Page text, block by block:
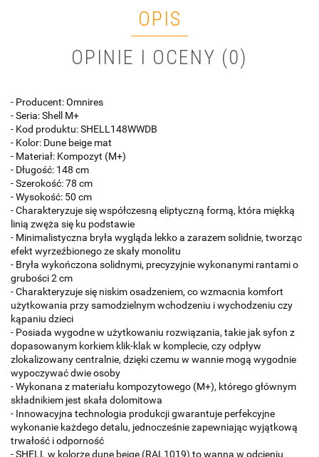
OPIS
OPINIE I OCENY (0)
- Producent: Omnires
- Seria: Shell M+
- Kod produktu: SHELL148WWDB
- Kolor: Dune beige mat
- Materiał: Kompozyt (M+)
- Długość: 148 cm
- Szerokość: 78 cm
- Wysokość: 50 cm
- Charakteryzuje się współczesną eliptyczną formą, która miękką
linią zwęża się ku podstawie
- Minimalistyczna bryła wygląda lekko a zarazem solidnie, tworząc
efekt wyrzeźbionego ze skały monolitu
- Bryła wykończona solidnymi, precyzyjnie wykonanymi rantami o
grubości 2 cm
- Charakteryzuje się niskim osadzeniem, co wzmacnia komfort
użytkowania przy samodzielnym wchodzeniu i wychodzeniu czy
kąpaniu dzieci
- Posiada wygodne w użytkowaniu rozwiązania, takie jak syfon z
dopasowanym korkiem klik-klak w komplecie, czy odpływ
zlokalizowany centralnie, dzięki czemu w wannie mogą wygodnie
wypoczywać dwie osoby
- Wykonana z materiału kompozytowego (M+), którego głównym
składnikiem jest skała dolomitowa
- Innowacyjna technologia produkcji gwarantuje perfekcyjne
wykonanie każdego detalu, jednocześnie zapewniając wyjątkową
trwałość i odporność
- SHELL w kolorze dune beige (RAL1019) to wanna w odcieniu